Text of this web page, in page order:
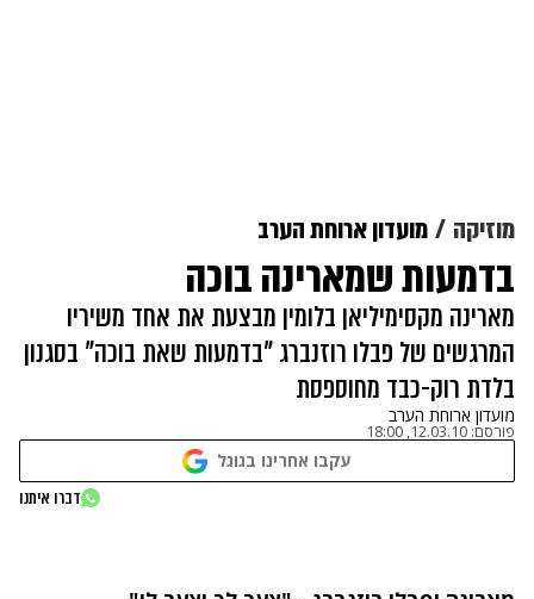
מוזיקה מועדון ארוחת הערב
בדמעות שמארינה בוכה
מארינה מקסימיליאן בלומין מבצעת את אחד משיריו
המרגשים של פבלו רוזנברג "בדמעות שאת בוכה" בסגנון
בלדת רוק-כבד מחוספסת
מועדון ארוחת הערב
פורסם: 12.03.10, 18:00
עקבו אחרינו בגוגל
נתקלנו בבעיה
דברו איתנו